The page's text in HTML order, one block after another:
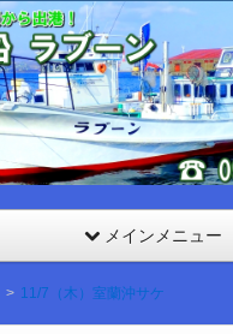
メインメニュー
11/7（木）室蘭沖サケ